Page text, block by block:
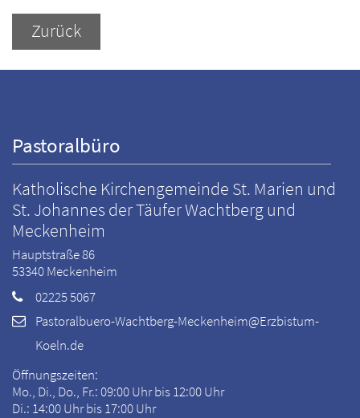
Zurück
Pastoralbüro
Katholische Kirchengemeinde St. Marien und
St. Johannes der Täufer Wachtberg und
Meckenheim
Hauptstraße 86
53340Meckenheim
02225 5067
Pastoralbuero-Wachtberg-Meckenheim@Erzbistum-
Koeln.de
Öffnungszeiten:
Mo., Di., Do., Fr.: 09:00 Uhr bis 12:00 Uhr
Di.: 14:00 Uhr bis 17:00 Uhr